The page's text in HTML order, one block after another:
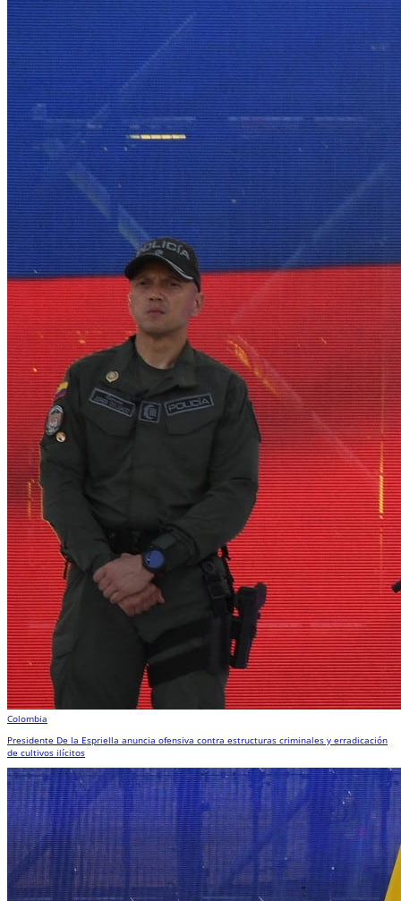
Colombia
Presidente De la Espriella anuncia ofensiva contra estructuras criminales y erradicación
de cultivos ilícitos